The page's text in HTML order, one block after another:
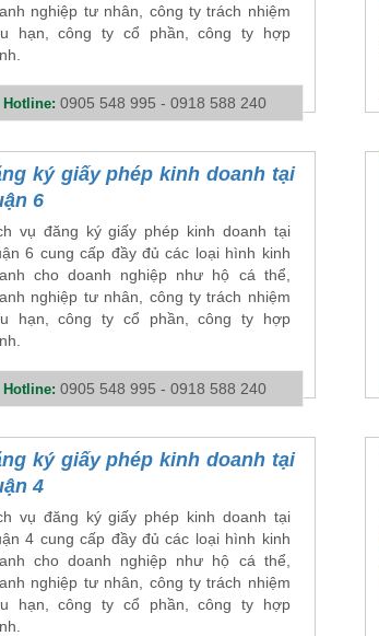
nghiệp tư nhân, công ty trách nhiệm
hạn, công ty cổ phần, công ty hợp
Hotline:0905 548 995 - 0918 588 240
ký giấy phép kinh doanh tại
6
vụ đăng ký giấy phép kinh doanh tại
6 cung cấp đầy đủ các loại hình kinh
cho doanh nghiệp như hộ cá thể,
nghiệp tư nhân, công ty trách nhiệm
hạn, công ty cổ phần, công ty hợp
Hotline:0905 548 995 - 0918 588 240
ký giấy phép kinh doanh tại
4
vụ đăng ký giấy phép kinh doanh tại
4 cung cấp đầy đủ các loại hình kinh
cho doanh nghiệp như hộ cá thể,
nghiệp tư nhân, công ty trách nhiệm
hạn, công ty cổ phần, công ty hợp